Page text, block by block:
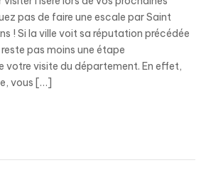
pas de faire une escale par Saint
! Si la ville voit sa réputation précédée
reste pas moins une étape
votre visite du département. En effet,
vous […]